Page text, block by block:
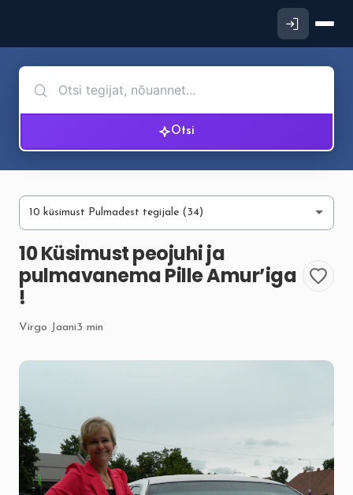
Otsi
10 Küsimust peojuhi ja
pulmavanema Pille Amur’iga
!
Virgo Jaani3 min